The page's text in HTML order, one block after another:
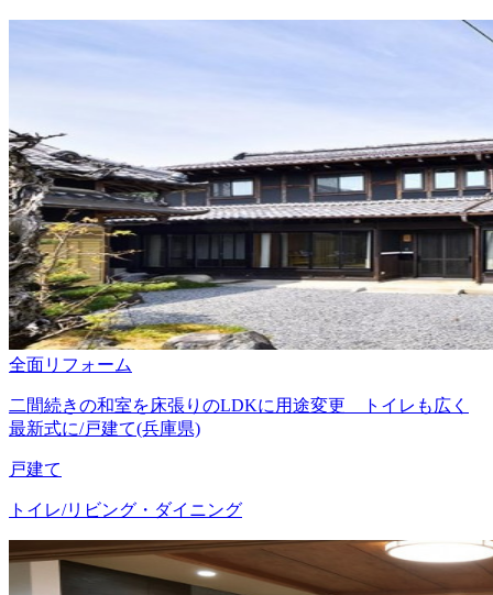
全面リフォーム
二間続きの和室を床張りのLDKに用途変更 トイレも広く
最新式に/戸建て(兵庫県)
戸建て
トイレ/リビング・ダイニング